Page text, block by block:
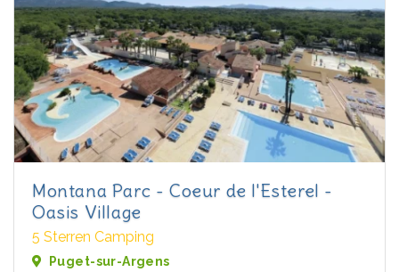
Montana Parc - Coeur de l'Esterel -
Oasis Village
5 Sterren Camping
Puget-sur-Argens